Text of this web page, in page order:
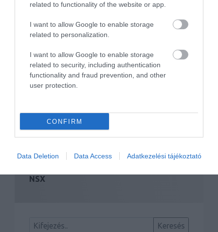
related to functionality of the website or app.
I want to allow Google to enable storage
related to personalization.
I want to allow Google to enable storage
related to security, including authentication
functionality and fraud prevention, and other
user protection.
CONFIRM
Data Deletion Data Access Adatkezelési tájékoztató
Nem lesz több Honda dízel
NSX